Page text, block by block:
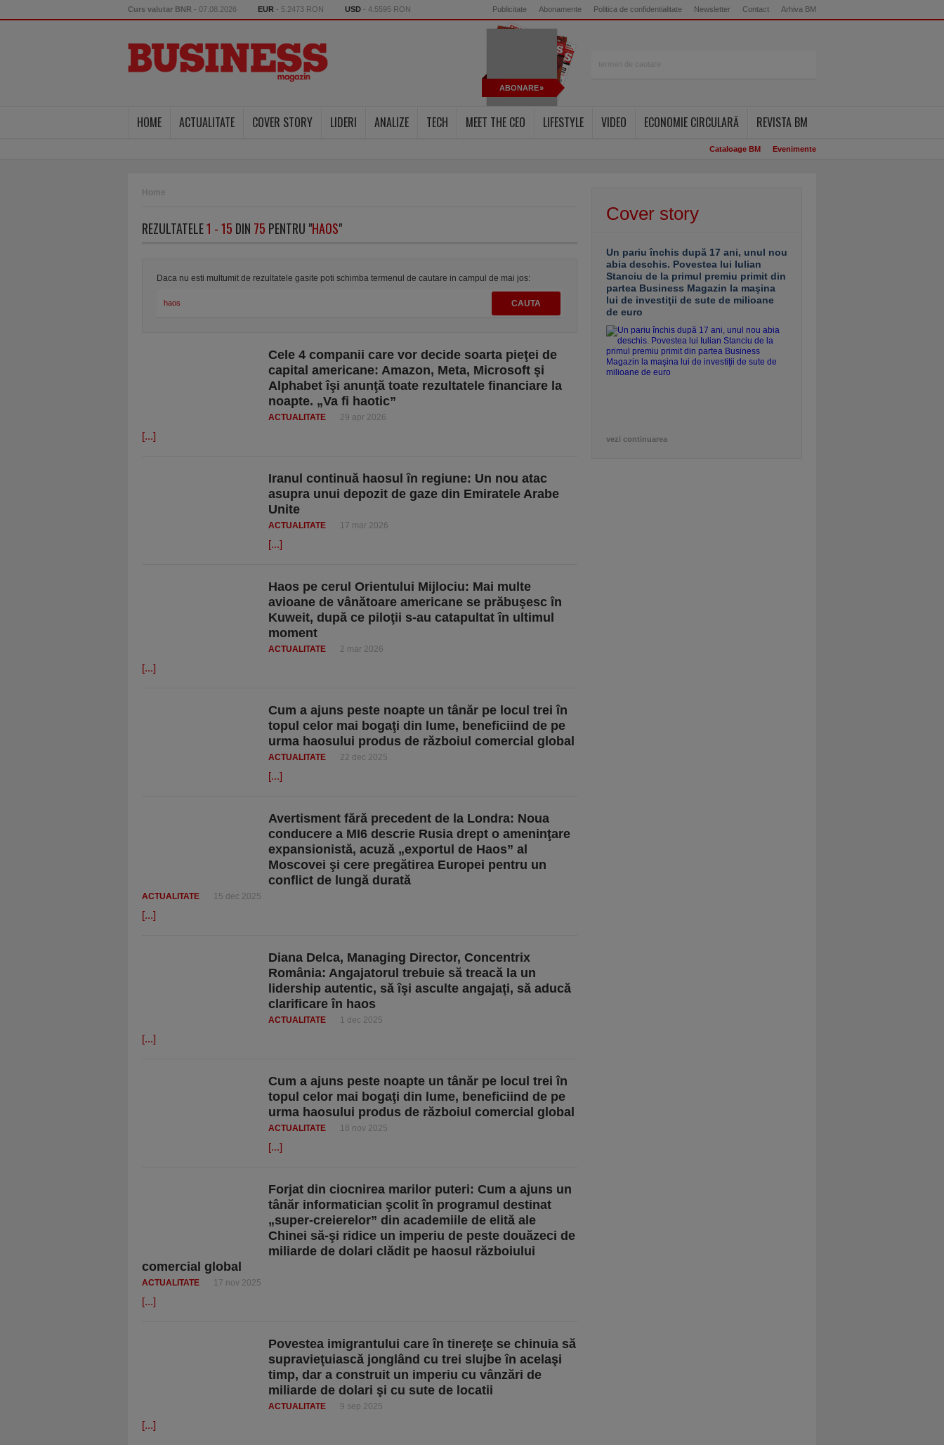
Curs valutar BNR - 07.08.2026 EUR - 5.2473 RON USD - 4.5595 RON Publicitate Abonamente Politica de confidentialitate Newsletter Contact Arhiva BM
ABONARE
HOME ACTUALITATE COVER STORY LIDERI ANALIZE TECH MEET THE CEO LIFESTYLE VIDEO ECONOMIE CIRCULARĂ REVISTA BM
Cataloage BM Evenimente
Home
REZULTATELE1 - 15 DIN 75 PENTRU "HAOS"
Daca nu esti multumit de rezultatele gasite poti schimba termenul de cautare in campul de mai jos:
Cele 4 companii care vor decide soarta pieţei de
capital americane: Amazon, Meta, Microsoft şi
Alphabet îşi anunţă toate rezultatele financiare la
noapte. „Va fi haotic”
ACTUALITATE 29 apr 2026
[...]
Iranul continuă haosul în regiune: Un nou atac
asupra unui depozit de gaze din Emiratele Arabe
Unite
ACTUALITATE 17 mar 2026
[...]
Haos pe cerul Orientului Mijlociu: Mai multe
avioane de vânătoare americane se prăbuşesc în
Kuweit, după ce piloţii s-au catapultat în ultimul
moment
ACTUALITATE 2 mar 2026
[...]
Cum a ajuns peste noapte un tânăr pe locul trei în
topul celor mai bogaţi din lume, beneficiind de pe
urma haosului produs de războiul comercial global
ACTUALITATE 22 dec 2025
[...]
Avertisment fără precedent de la Londra: Noua
conducere a MI6 descrie Rusia drept o ameninţare
expansionistă, acuză „exportul de Haos” al
Moscovei şi cere pregătirea Europei pentru un
conflict de lungă durată
ACTUALITATE 15 dec 2025
[...]
Diana Delca, Managing Director, Concentrix
România: Angajatorul trebuie să treacă la un
lidership autentic, să îşi asculte angajaţi, să aducă
clarificare în haos
ACTUALITATE 1 dec 2025
[...]
Cum a ajuns peste noapte un tânăr pe locul trei în
topul celor mai bogaţi din lume, beneficiind de pe
urma haosului produs de războiul comercial global
ACTUALITATE 18 nov 2025
[...]
Forjat din ciocnirea marilor puteri: Cum a ajuns un
tânăr informatician şcolit în programul destinat
„super-creierelor” din academiile de elită ale
Chinei să-şi ridice un imperiu de peste douăzeci de
miliarde de dolari clădit pe haosul războiului
comercial global
ACTUALITATE 17 nov 2025
[...]
Povestea imigrantului care în tinereţe se chinuia să
supravieţuiască jonglând cu trei slujbe în acelaşi
timp, dar a construit un imperiu cu vânzări de
miliarde de dolari şi cu sute de locatii
ACTUALITATE 9 sep 2025
[...]
Cover story
Un pariu închis după 17 ani, unul nou
abia deschis. Povestea lui Iulian
Stanciu de la primul premiu primit din
partea Business Magazin la maşina
lui de investiţii de sute de milioane
de euro
vezi continuarea